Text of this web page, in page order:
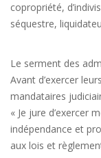
copropriété,
séquestre,
Le serment des
Avant d’exercer
mandataires
« Je jure d’exercer
indépendance et
aux lois et